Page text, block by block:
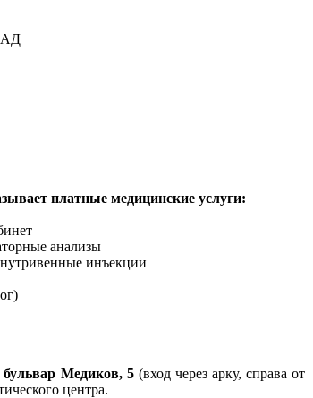
АД
платные медицинские услуги:
анализы
инъекции
Медиков, 5(вход через арку, справа от
центра.